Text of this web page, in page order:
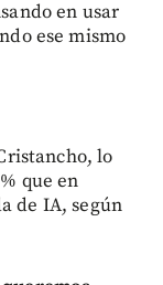
en usar
ese mismo
lo
que en
de IA, según